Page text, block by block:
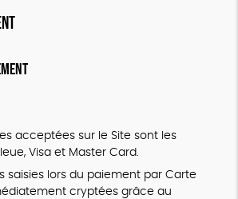
acceptées sur le Site sont les
Visa et Master Card.
saisies lors du paiement par Carte
cryptées grâce au